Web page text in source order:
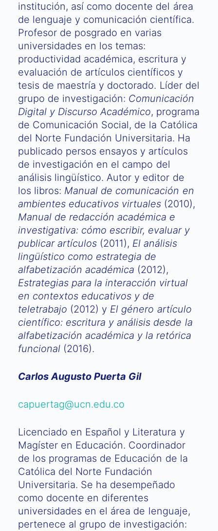
institución, así como docente del área
de lenguaje y comunicación científica.
Profesor de posgrado en varias
universidades en los temas:
productividad académica, escritura y
evaluación de artículos científicos y
tesis de maestría y doctorado. Líder del
grupo de investigación: Comunicación
Digital y Discurso Académico, programa
de Comunicación Social, de la Católica
del Norte Fundación Universitaria. Ha
publicado persos ensayos y artículos
de investigación en el campo del
análisis lingüístico. Autor y editor de
los libros: Manual de comunicación en
ambientes educativos virtuales (2010),
Manual de redacción académica e
investigativa: cómo escribir, evaluar y
publicar artículos (2011), El análisis
lingüístico como estrategia de
alfabetización académica (2012),
Estrategias para la interacción virtual
en contextos educativos y de
teletrabajo (2012) y El género artículo
científico: escritura y análisis desde la
alfabetización académica y la retórica
funcional (2016).
Carlos Augusto Puerta Gil
capuertag@ucn.edu.co
Licenciado en Español y Literatura y
Magíster en Educación. Coordinador
de los programas de Educación de la
Católica del Norte Fundación
Universitaria. Se ha desempeñado
como docente en diferentes
universidades en el área de lenguaje,
pertenece al grupo de investigación: